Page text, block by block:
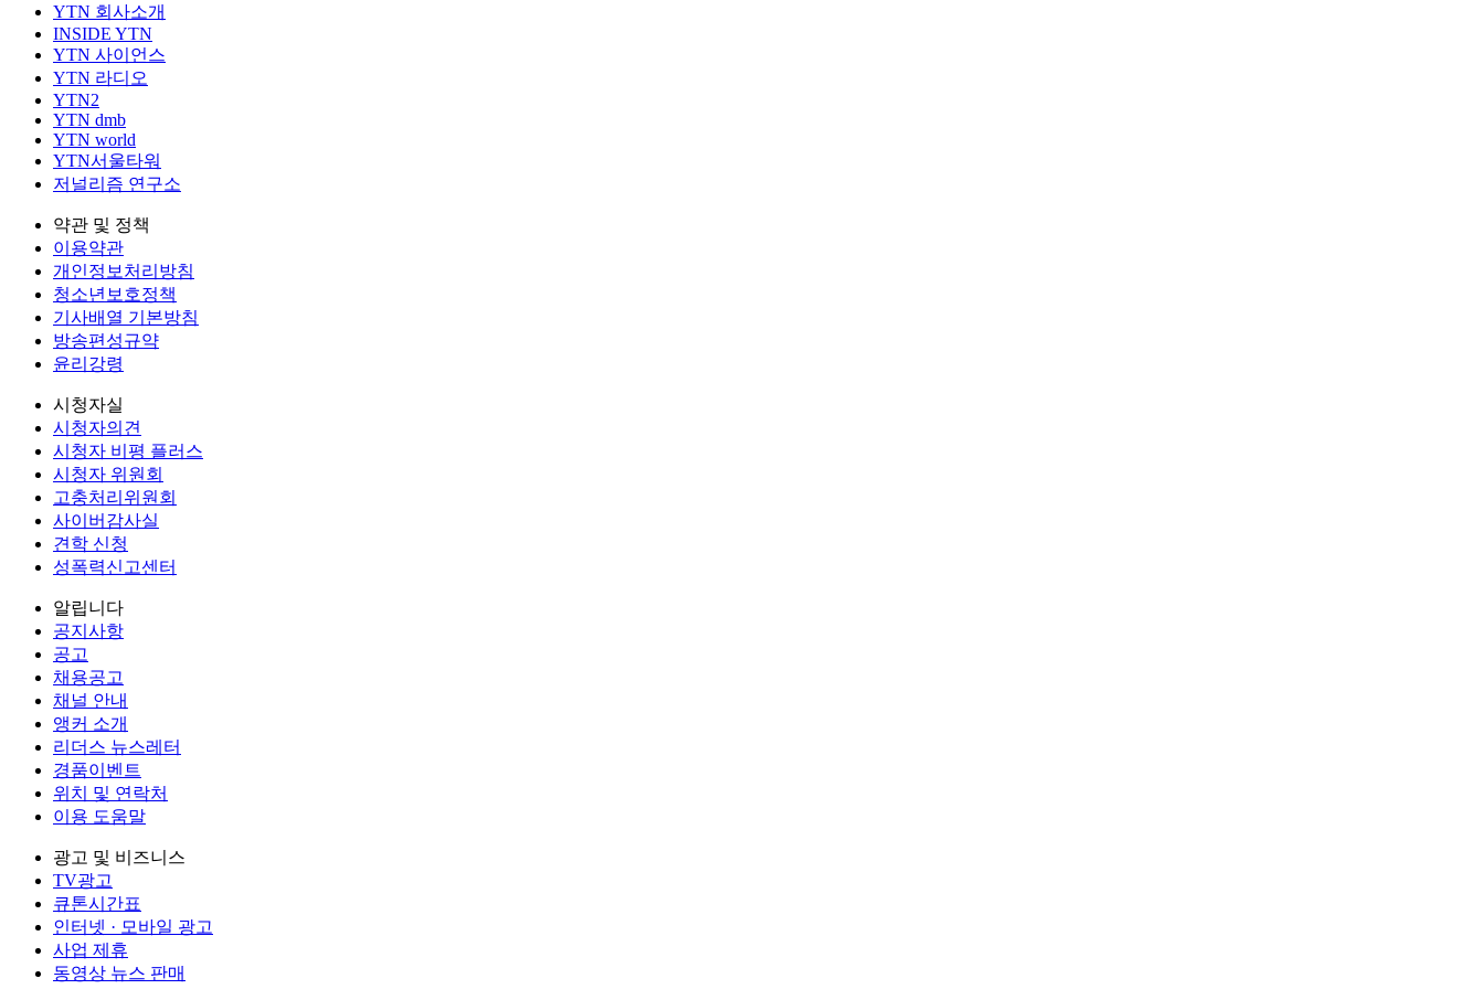
YTN 회사소개
INSIDE YTN
YTN 사이언스
YTN 라디오
YTN2
YTN dmb
YTN world
YTN서울타워
저널리즘 연구소
약관 및 정책
이용약관
개인정보처리방침
청소년보호정책
기사배열 기본방침
방송편성규약
윤리강령
시청자실
시청자의견
시청자 비평 플러스
시청자 위원회
고충처리위원회
사이버감사실
견학 신청
성폭력신고센터
알립니다
공지사항
공고
채용공고
채널 안내
앵커 소개
리더스 뉴스레터
경품이벤트
위치 및 연락처
이용 도움말
광고 및 비즈니스
TV광고
큐톤시간표
인터넷 · 모바일 광고
사업 제휴
동영상 뉴스 판매